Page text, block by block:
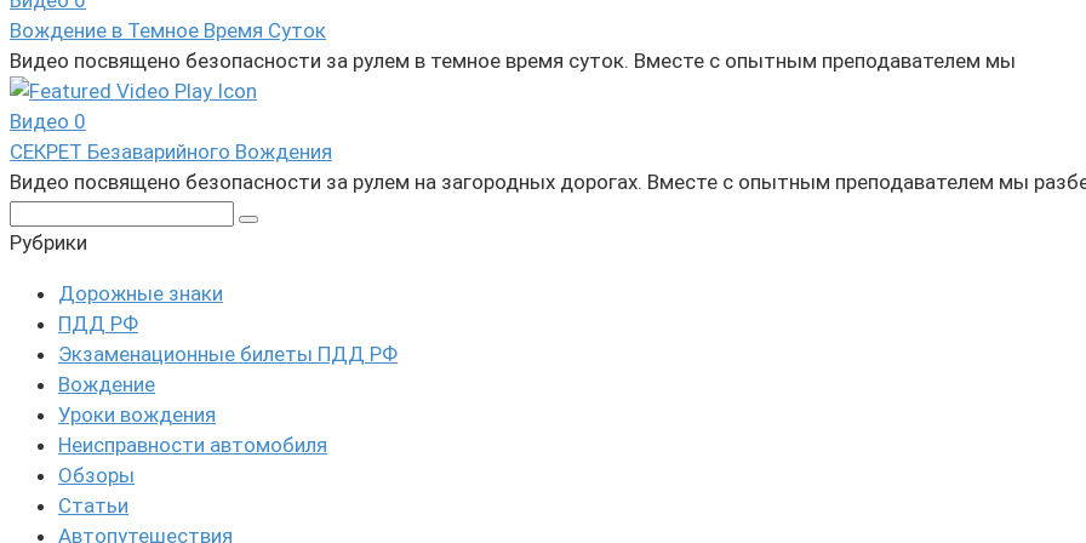
Вождение в Темное Время Суток
Видео посвящено безопасности за рулем в темное время суток. Вместе с опытным преподавателем мы
Видео 0
СЕКРЕТ Безаварийного Вождения
Видео посвящено безопасности за рулем на загородных дорогах. Вместе с опытным преподавателем мы
Рубрики
Дорожные знаки
ПДД РФ
Экзаменационные билеты ПДД РФ
Вождение
Уроки вождения
Неисправности автомобиля
Обзоры
Статьи
Автопутешествия